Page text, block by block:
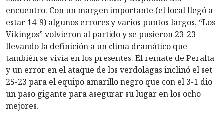
encuentro. Con un margen importante (el local llegó a
estar 14-9) algunos errores y varios puntos largos, “Los
Vikingos” volvieron al partido y se pusieron 23-23
llevando la definición a un clima dramático que
también se vivía en los presentes. El remate de Peralta
y un error en el ataque de los verdolagas inclinó el set
25-23 para el equipo amarillo negro que con el 3-1 dio
un paso gigante para asegurar su lugar en los ocho
mejores.